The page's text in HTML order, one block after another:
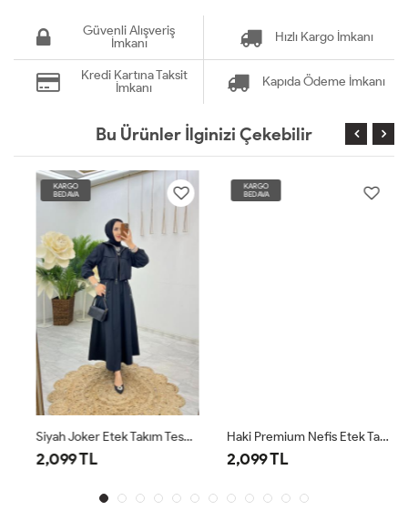
Güvenli Alışveriş
İmkanı
Hızlı Kargo İmkanı
Kredi Kartına Taksit
İmkanı
Kapıda Ödeme İmkanı
Bu Ürünler İlginizi Çekebilir
KARGO
BEDAVA
Siyah Joker Etek Takım Tesettür Giyim
2,099 TL
KARGO
BEDAVA
Haki Premium Nefis Etek Takım Tesettür Giyim
2,099 TL